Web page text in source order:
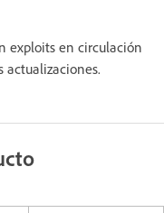
exploits en circulación
actualizaciones.